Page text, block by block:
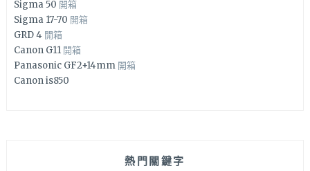
Sigma 50 開箱
Sigma 17-70 開箱
GRD 4 開箱
Canon G11 開箱
Panasonic GF2+14mm 開箱
Canon is850
熱門關鍵字